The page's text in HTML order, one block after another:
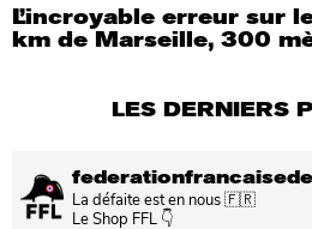
L’incroyable erreur sur
km de Marseille, 300
LES DERNIERS
La défaite est en nous 🇫🇷
Le Shop FFL 👇